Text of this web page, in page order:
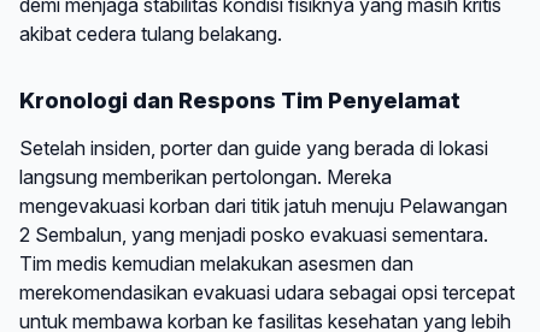
demi menjaga stabilitas kondisi fisiknya yang masih kritis
akibat cedera tulang belakang.
Kronologi dan Respons Tim Penyelamat
Setelah insiden, porter dan guide yang berada di lokasi
langsung memberikan pertolongan. Mereka
mengevakuasi korban dari titik jatuh menuju Pelawangan
2 Sembalun, yang menjadi posko evakuasi sementara.
Tim medis kemudian melakukan asesmen dan
merekomendasikan evakuasi udara sebagai opsi tercepat
untuk membawa korban ke fasilitas kesehatan yang lebih